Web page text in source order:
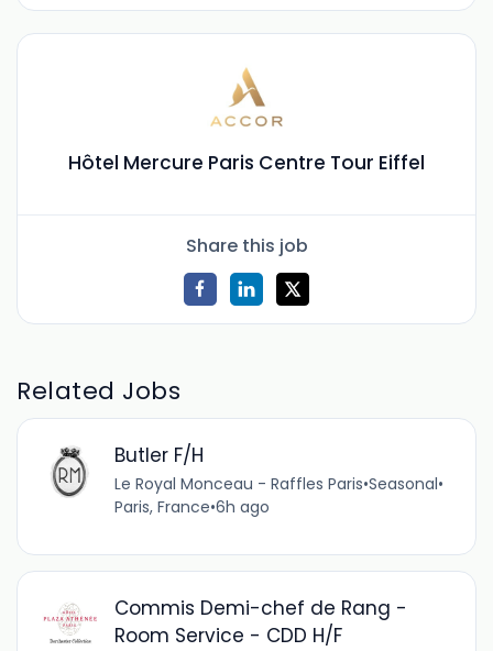
Hôtel Mercure Paris Centre Tour Eiffel
Share this job
Related Jobs
Butler F/H
Le Royal Monceau - Raffles Paris•Seasonal•
Paris, France•6h ago
Commis Demi-chef de Rang -
Room Service - CDD H/F